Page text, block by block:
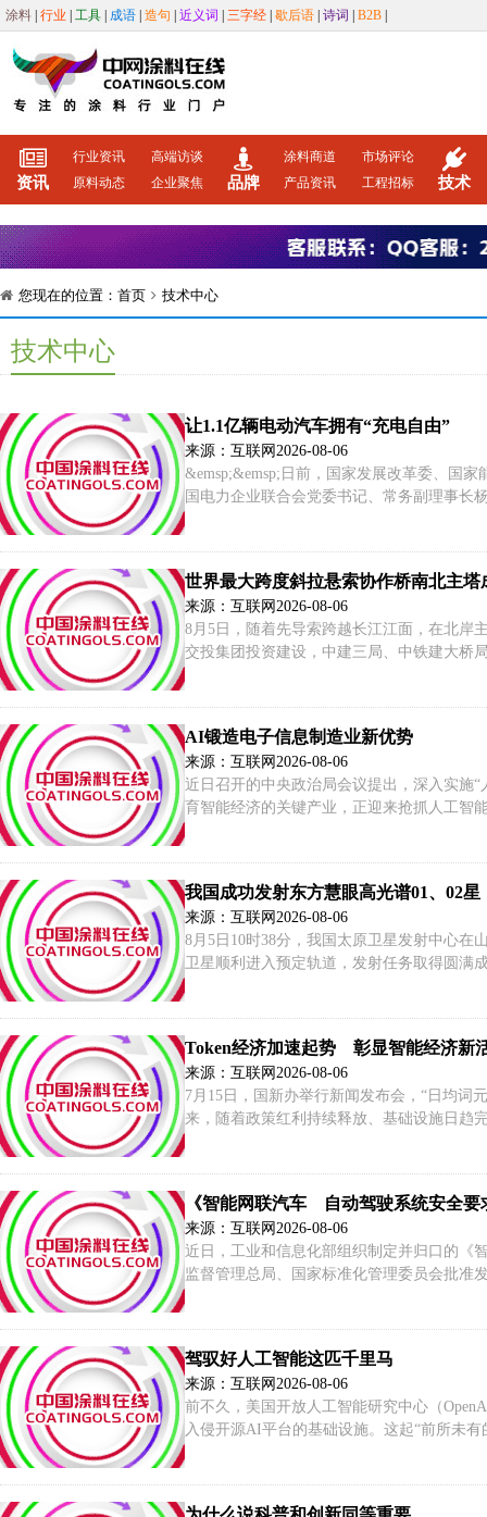
涂料 行业 工具 成语 造句 近义词 三字经 歇后语 诗词 B2B
资讯
行业资讯
高端访谈
原料动态
企业聚焦 品牌
涂料商道
市场评论
产品资讯
工程招标 技术
您现在的位置： 首页 技术中心
技术中心
让1.1亿辆电动汽车拥有“充电自由”
来源：互联网 2026-08-06
&emsp;&emsp;日前，国家发展改革委、国
国电力企业联合会党委书记、常务副理事长
世界最大跨度斜拉悬索协作桥南北主塔
来源：互联网 2026-08-06
8月5日，随着先导索跨越长江江面，在北岸
交投集团投资建设，中建三局、中铁建大桥
AI锻造电子信息制造业新优势
来源：互联网 2026-08-06
近日召开的中央政治局会议提出，深入实施
育智能经济的关键产业，正迎来抢抓人工智
我国成功发射东方慧眼高光谱01、02星
来源：互联网 2026-08-06
8月5日10时38分，我国太原卫星发射中心在
卫星顺利进入预定轨道，发射任务取得圆满
Token经济加速起势 彰显智能经济新
来源：互联网 2026-08-06
7月15日，国新办举行新闻发布会，“日均词
来，随着政策红利持续释放、基础设施日趋
《智能网联汽车 自动驾驶系统安全要
来源：互联网 2026-08-06
近日，工业和信息化部组织制定并归口的《
监督管理总局、国家标准化管理委员会批准
驾驭好人工智能这匹千里马
来源：互联网 2026-08-06
前不久，美国开放人工智能研究中心（
入侵开源AI平台的基础设施。这起“前所未